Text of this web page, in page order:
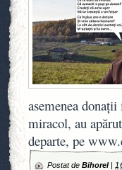
asemenea
miracol, au
departe, pe
Postat de Bihorel|